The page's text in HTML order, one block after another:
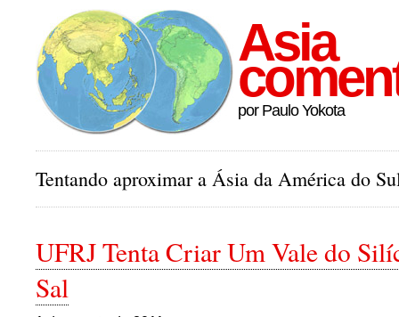
Asia
por Paulo Yokota
Tentando aproximar a Ásia da América do
UFRJ Tenta Criar Um Vale do
Sal